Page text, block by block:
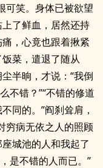
可笑。身体已被欲望
了鲜血，居然还持
，心竟也跟着揪紧
菜，遣退了随从
半晌，才说：“我倒
不错？”“不错的修道
同的。”阎刹耸肩，
穷病无依之人的照顾
城池的人和我起了
是不错的人而已。”